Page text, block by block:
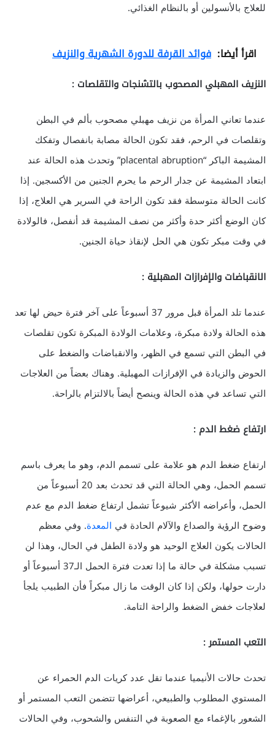
للعلاج بالأنسولين أو بالنظام الغذائي.
اقرأ أيضا: فوائد القرفة للدورة الشهرية والنزيف
النزيف المهبلي المصحوب بالتشنجات والتقلصات :
عندما تعاني المرأة من نزيف مهبلي مصحوب بألم في البطن
وتقلصات في الرحم، فقد تكون الحالة مصابة بانفصال وتفكك
المشيمة الباكر “placental abruption” وتحدث هذه الحالة عند
ابتعاد المشيمة عن جدار الرحم ما يحرم الجنين من الأكسجين. إذا
كانت الحالة متوسطة فقد تكون الراحة في السرير هي العلاج، إذا
كان الوضع أكثر حدة وأكثر من نصف المشيمة قد أنفصل، فالولادة
في وقت مبكر تكون هي الحل لإنقاذ حياة الجنين.
الانقباضات والإفرازات المهبلية :
عندما تلد المرأة قبل مرور 37 أسبوعاً على آخر فترة حيض لها تعد
هذه الحالة ولادة مبكرة، وعلامات الولادة المبكرة تكون تقلصات
في البطن التي تسمع في الظهر، والانقباضات والضغط على
الحوض والزيادة في الإفرازات المهبلية. وهناك بعضاً من العلاجات
التي تساعد في هذه الحالة وينصح أيضاً بالالتزام بالراحة.
ارتفاع ضغط الدم :
ارتفاع ضغط الدم هو علامة على تسمم الدم، وهو ما يعرف باسم
تسمم الحمل، وهي الحالة التي قد تحدث بعد 20 أسبوعاً من
الحمل، وأعراضه الأكثر شيوعاً تشمل ارتفاع ضغط الدم مع عدم
وضوح الرؤية والصداع والآلام الحادة في المعدة. وفي معظم
الحالات يكون العلاج الوحيد هو ولادة الطفل في الحال، وهذا لن
تسبب مشكلة في حالة ما إذا تعدت فترة الحمل الـ37 أسبوعاً أو
دارت حولها، ولكن إذا كان الوقت ما زال مبكراً فأن الطبيب يلجأ
لعلاجات خفض الضغط والراحة التامة.
التعب المستمر :
تحدث حالات الأنيميا عندما تقل عدد كريات الدم الحمراء عن
المستوي المطلوب والطبيعي، أعراضها تتضمن التعب المستمر أو
الشعور بالإغماء مع الصعوبة في التنفس والشحوب، وفي الحالات